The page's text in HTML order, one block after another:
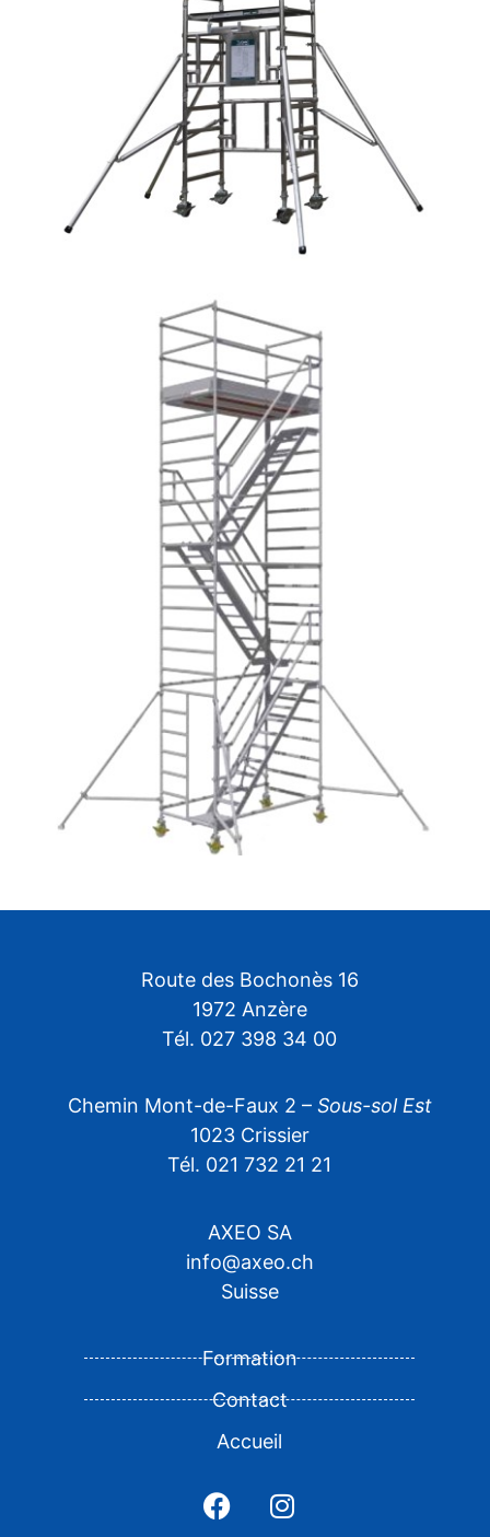
Route des Bochonès 16
1972 Anzère
Tél. 027 398 34 00
Chemin Mont-de-Faux 2 – Sous-sol Est
1023 Crissier
Tél. 021 732 21 21
AXEO SA
info@axeo.ch
Suisse
Formation
Contact
Accueil